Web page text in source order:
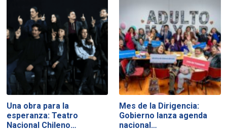
Una obra para la
esperanza: Teatro
Nacional Chileno…
Mes de la Dirigencia:
Gobierno lanza agenda
nacional…